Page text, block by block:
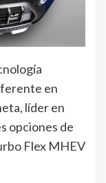
en
líder en
opciones de
Flex MHEV